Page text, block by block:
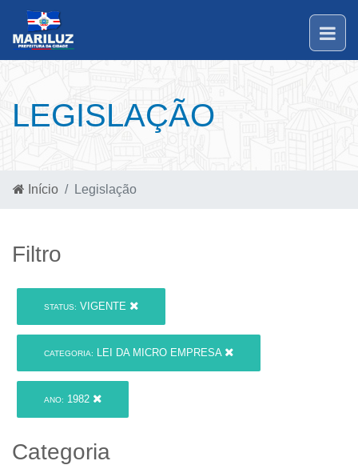
LEGISLAÇÃO
Início Legislação
Filtro
STATUS: VIGENTE
CATEGORIA: LEI DA MICRO EMPRESA
ANO: 1982
Categoria